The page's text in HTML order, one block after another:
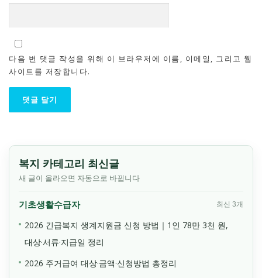
다음 번 댓글 작성을 위해 이 브라우저에 이름, 이메일, 그리고 웹
사이트를 저장합니다.
복지 카테고리 최신글
새 글이 올라오면 자동으로 바뀝니다
기초생활수급자 최신 3개
2026 긴급복지 생계지원금 신청 방법｜1인 78만 3천 원,
대상·서류·지급일 정리
2026 주거급여 대상·금액·신청방법 총정리